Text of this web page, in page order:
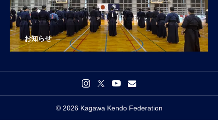
お知らせ
© 2026 Kagawa Kendo Federation